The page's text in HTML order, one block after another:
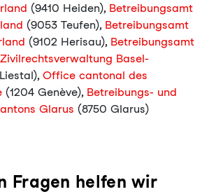
(9410 Heiden), Betreibungsamt
(9053 Teufen), Betreibungsamt
(9102 Herisau), Betreibungsamt
Basel-
Office cantonal des
(1204 Genève), Betreibungs- und
Glarus (8750 Glarus)
Fragen helfen wir